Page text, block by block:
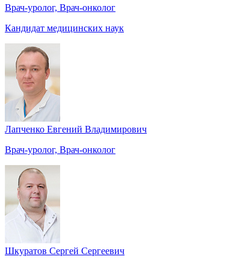
Врач-уролог, Врач-онколог
Кандидат медицинских наук
Лапченко Евгений Владимирович
Врач-уролог, Врач-онколог
Шкуратов Сергей Сергеевич